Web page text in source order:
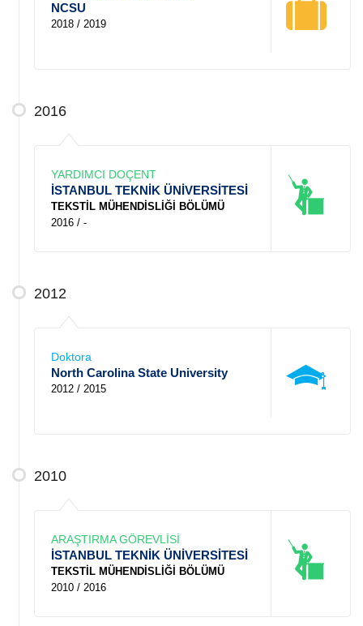
NCSU
2018 / 2019
2016
YARDIMCI DOÇENT
İSTANBUL TEKNİK ÜNİVERSİTESİ
TEKSTİL MÜHENDİSLİĞİ BÖLÜMÜ
2016 / -
2012
Doktora
North Carolina State University
2012 / 2015
2010
ARAŞTIRMA GÖREVLİSİ
İSTANBUL TEKNİK ÜNİVERSİTESİ
TEKSTİL MÜHENDİSLİĞİ BÖLÜMÜ
2010 / 2016